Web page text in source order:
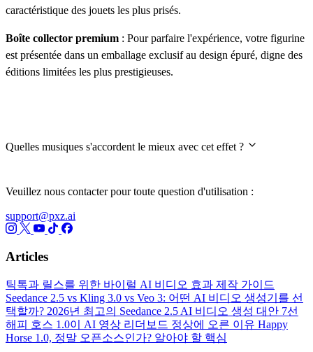
caractéristique des jouets les plus prisés.
Boîte collector premium : Pour parfaire l'expérience, votre figurine
est présentée dans un emballage exclusif au design épuré, digne des
éditions limitées les plus prestigieuses.
Quelles musiques s'accordent le mieux avec cet effet ?
Veuillez nous contacter pour toute question d'utilisation :
support@pxz.ai
Articles
틱톡과 릴스를 위한 바이럴 AI 비디오 효과 제작 가이드
Seedance 2.5 vs Kling 3.0 vs Veo 3: 어떤 AI 비디오 생성기를 선
택할까? 2026년 최고의 Seedance 2.5 AI 비디오 생성 대안 7선
해피 호스 1.0이 AI 영상 리더보드 정상에 오른 이유 Happy
Horse 1.0, 정말 오픈소스인가? 알아야 할 핵심